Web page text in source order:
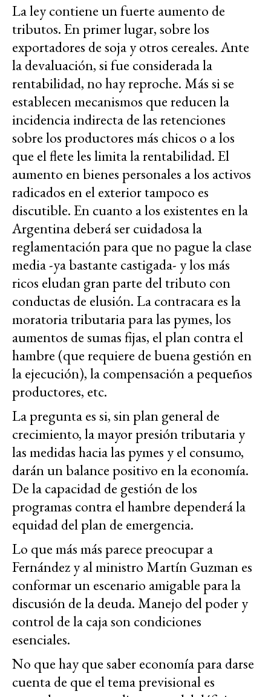
La ley contiene un fuerte aumento de
tributos. En primer lugar, sobre los
exportadores de soja y otros cereales. Ante
la devaluación, si fue considerada la
rentabilidad, no hay reproche. Más si se
establecen mecanismos que reducen la
incidencia indirecta de las retenciones
sobre los productores más chicos o a los
que el flete les limita la rentabilidad. El
aumento en bienes personales a los activos
radicados en el exterior tampoco es
discutible. En cuanto a los existentes en la
Argentina deberá ser cuidadosa la
reglamentación para que no pague la clase
media -ya bastante castigada- y los más
ricos eludan gran parte del tributo con
conductas de elusión. La contracara es la
moratoria tributaria para las pymes, los
aumentos de sumas fijas, el plan contra el
hambre (que requiere de buena gestión en
la ejecución), la compensación a pequeños
productores, etc.
La pregunta es si, sin plan general de
crecimiento, la mayor presión tributaria y
las medidas hacia las pymes y el consumo,
darán un balance positivo en la economía.
De la capacidad de gestión de los
programas contra el hambre dependerá la
equidad del plan de emergencia.
Lo que más más parece preocupar a
Fernández y al ministro Martín Guzman es
conformar un escenario amigable para la
discusión de la deuda. Manejo del poder y
control de la caja son condiciones
esenciales.
No que hay que saber economía para darse
cuenta de que el tema previsional es